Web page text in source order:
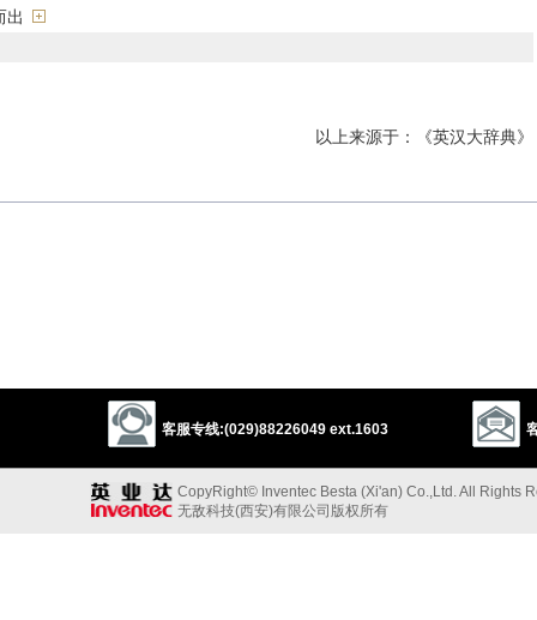
出
以上来源于：《英汉大辞典》
客服专线:(029)88226049 ext.1603
CopyRight© Inventec Besta (Xi'an) Co.,Ltd. All Rights
无敌科技(西安)有限公司版权所有